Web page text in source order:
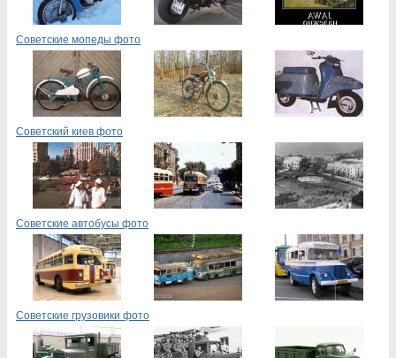
Советские мопеды фото
Советский киев фото
Советские автобусы фото
Советские грузовики фото